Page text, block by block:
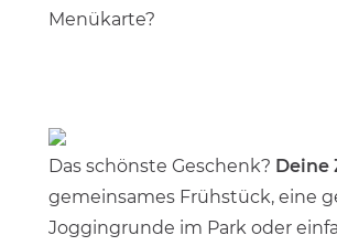
Menükarte?
Das schönste Geschenk? Deine
gemeinsames Frühstück, eine
Joggingrunde im Park oder